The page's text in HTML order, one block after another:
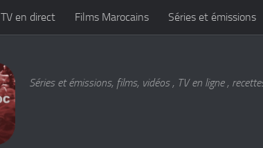
TV en direct Films Marocains Séries et émissions
Séries et émissions, films, vidéos , TV en ligne ,